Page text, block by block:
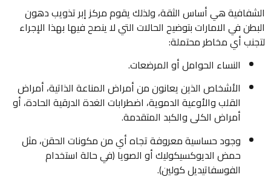
الشفافية هي أساس الثقة، ولذلك يقوم مركز إبر تذويب دهون
البطن في الامارات بتوضيح الحالات التي لا ينصح فيها بهذا الإجراء
لتجنب أي مخاطر محتملة:
النساء الحوامل أو المرضعات.
الأشخاص الذين يعانون من أمراض المناعة الذاتية، أمراض
القلب والأوعية الدموية، اضطرابات الغدة الدرقية الحادة، أو
أمراض الكلى والكبد المتقدمة.
وجود حساسية معروفة تجاه أي من مكونات الحقن، مثل
حمض الديوكسيكوليك أو الصويا (في حالة استخدام
الفوسفاتيديل كولين).